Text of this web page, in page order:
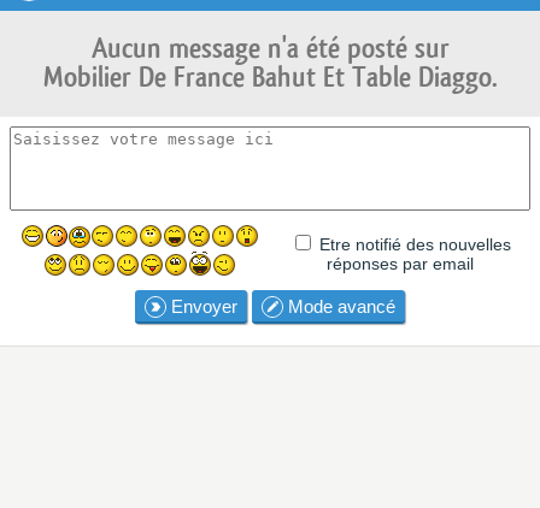
Aucun message n'a été posté sur
Mobilier De France Bahut Et Table Diaggo.
Etre notifié des nouvelles
réponses par email
Envoyer Mode avancé